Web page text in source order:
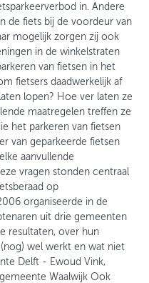
in. Andere
de fiets bij de voordeur van
mogelijk zorgen zij ook
in de winkelstraten
van fietsen in het
fietsers daadwerkelijk af
lopen? Hoe ver laten ze
maatregelen treffen ze
het parkeren van fietsen
van geparkeerde fietsen
aanvullende
vragen stonden centraal
op
organiseerde in de
uit drie gemeenten
resultaten, over hun
wel werkt en wat niet
Delft - Ewoud Vink,
Waalwijk Ook